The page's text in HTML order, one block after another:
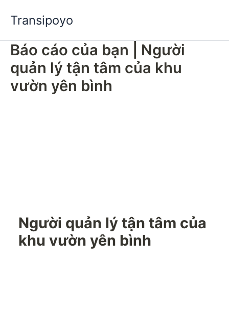
dung
Transipoyo
Báo cáo của bạn | Người
quản lý tận tâm của khu
vườn yên bình
Người quản lý tận tâm của
khu vườn yên bình